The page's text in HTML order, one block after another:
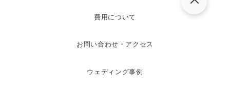
費用について
お問い合わせ・アクセス
ウェディング事例